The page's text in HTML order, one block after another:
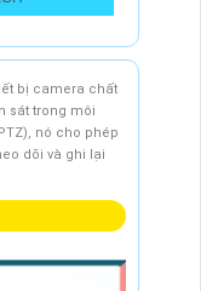
bị camera chất
sát trong môi
nó cho phép
dõi và ghi lại